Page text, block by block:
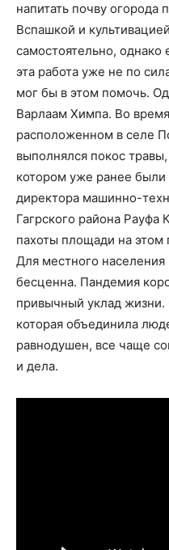
напитать почву
Вспашкой и
самостоятельно,
эта работа уже не по
мог бы в этом помочь.
Варлаам Химпа. Во
расположенном в селе
выполнялся покос
котором уже ранее
директора машинно-
Гагрского района Рауфа
пахоты площади на этом
Для местного
бесценна. Пандемия
привычный уклад
которая объединила
равнодушен, все чаще
и дела.